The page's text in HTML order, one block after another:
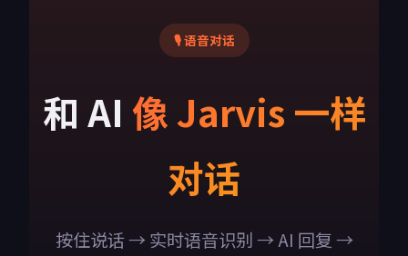
🎙️ 语音对话
和 AI 像 Jarvis 一样
对话
按住说话 → 实时语音识别 → AI 回复 →